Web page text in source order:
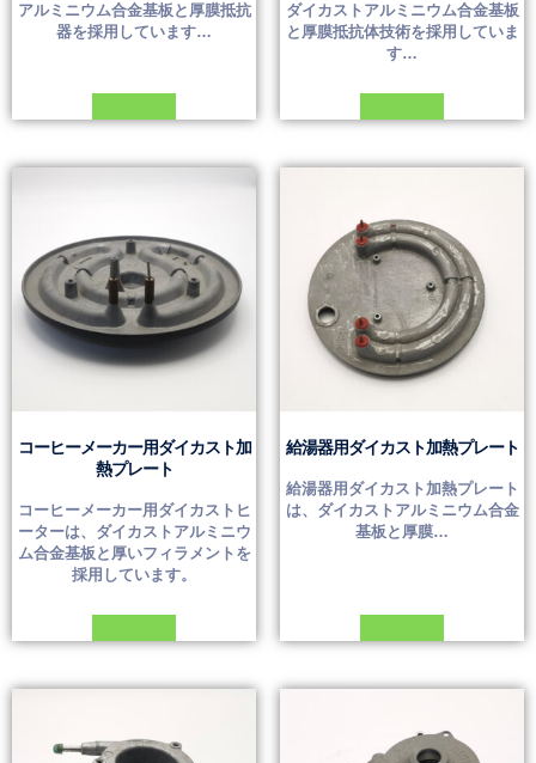
アルミニウム合金基板と厚膜抵抗
器を採用しています…
ダイカストアルミニウム合金基板
と厚膜抵抗体技術を採用していま
す…
コーヒーメーカー用ダイカスト加
熱プレート
コーヒーメーカー用ダイカストヒ
ーターは、ダイカストアルミニウ
ム合金基板と厚いフィラメントを
採用しています。
給湯器用ダイカスト加熱プレート
給湯器用ダイカスト加熱プレート
は、ダイカストアルミニウム合金
基板と厚膜…